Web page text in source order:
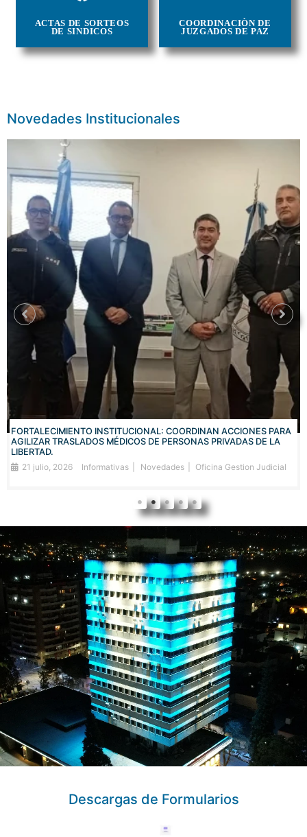
ACTAS DE SORTEOS
DE SINDICOS
COORDINACIÒN DE
JUZGADOS DE PAZ
Novedades Institucionales
FORTALECIMIENTO INSTITUCIONAL: COORDINAN ACCIONES PARA
AGILIZAR TRASLADOS MÉDICOS DE PERSONAS PRIVADAS DE LA
LIBERTAD.
21 julio, 2026
Informativas Novedades Oficina Gestion Judicial
Descargas de Formularios